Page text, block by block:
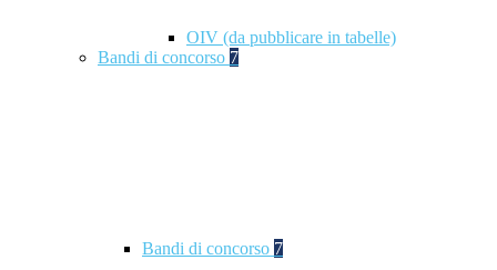
OIV (da pubblicare in tabelle)
Bandi di concorso 7
Bandi di concorso 7